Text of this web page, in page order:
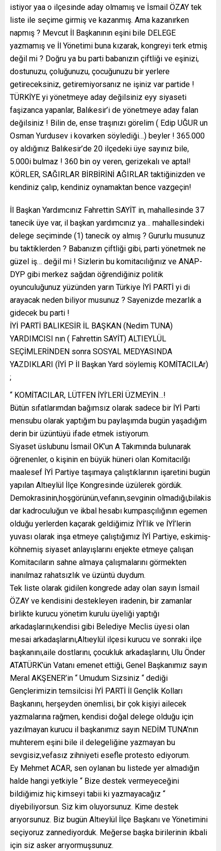
istiyor yaa o ilçesinde aday olmamış ve İsmail ÖZAY tek
liste ile seçime girmiş ve kazanmış. Ama kazanırken
napmış ? Mevcut İl Başkanının eşini bile DELEGE
yazmamış ve İl Yönetimi buna kızarak, kongreyi terk etmiş
değil mi ? Doğru ya bu parti babanızın çiftliği ve eşinizi,
dostunuzu, çoluğunuzu, çocuğunuzu bir yerlere
getireceksiniz, getiremiyorsanız ne işiniz var partide !
TÜRKİYE yi yönetmeye aday değilsiniz eyy siyaseti
faşizanca yapanlar, Balıkesir’i de yönetmeye aday falan
değilsiniz ! Bilin de, ense traşınızı görelim ( Edip UĞUR un
Osman Yurdusev i kovarken söylediği…) beyler ! 365.000
oy aldığınız Balıkesir’de 20 ilçedeki üye sayınız bile,
5.000i bulmaz ! 360 bin oy veren, gerizekalı ve aptal!
KÖRLER, SAĞIRLAR BİRBİRİNİ AĞIRLAR taktiğinizden ve
kendiniz çalıp, kendiniz oynamaktan bence vazgeçin!
İl Başkan Yardımcınız Fahrettin SAYİT in, mahallesinde 37
tanecik üye var, il başkan yardımcınız ya… mahallesindeki
delege seçiminde (1) tanecik oy almış ? Gururlu musunuz
bu taktiklerden ? Babanızın çiftliği gibi, parti yönetmek ne
güzel iş… değil mi ! Sizlerin bu komitacılığınız ve ANAP-
DYP gibi merkez sağdan öğrendiğiniz politik
oyunculuğunuz yüzünden yarın Türkiye İYİ PARTİ yi di
arayacak neden biliyor musunuz ? Sayenizde mezarlık a
gidecek bu parti !
İYİ PARTİ BALIKESİR İL BAŞKAN (Nedim TUNA)
YARDIMCISI nın ( Fahrettin SAYİT) ALTIEYLÜL
SEÇİMLERİNDEN sonra SOSYAL MEDYASINDA
YAZDIKLARI (İYİ P İl Başkan Yard söylemiş KOMİTACILAr)
;
“ KOMİTACILAR, LÜTFEN İYİ’LERİ ÜZMEYİN…!
Bütün sıfatlarımdan bağımsız olarak sadece bir İYİ Parti
mensubu olarak yaptığım bu paylaşımda bugün yaşadığım
derin bir üzüntüyü ifade etmek istiyorum.
Siyaset üslubunu İsmail OK’un A Takımında bulunarak
öğrenenler, o kişinin en büyük hüneri olan Komitacılğı
maalesef İYİ Partiye taşımaya çalıştıklarının işaretini bugün
yapılan Altıeylül İlçe Kongresinde üzülerek gördük.
Demokrasinin,hoşgörünün,vefanın,sevginin olmadığı,bilakis
dar kadroculuğun ve ikbal hesabı kumpasçılığının egemen
olduğu yerlerden kaçarak geldiğimiz İYİ’lik ve İYİ’lerin
yuvası olarak inşa etmeye çalıştığımız İYİ Partiye, eskimiş-
köhnemiş siyaset anlayışlarını enjekte etmeye çalışan
Komitacıların sahne almaya çalışmalarını görmekten
inanılmaz rahatsızlık ve üzüntü duydum.
Tek liste olarak gidilen kongrede aday olan sayın İsmail
ÖZAY ve kendisini destekleyen iradenin, bir zamanlar
birlikte kurucu yönetim kurulu üyeliği yaptığı
arkadaşlarını,kendisi gibi Belediye Meclis üyesi olan
mesai arkadaşlarını,Altıeylül ilçesi kurucu ve sonraki ilçe
başkanını,aile dostlarını, çocukluk arkadaşlarını, Ulu Önder
ATATÜRK’ün Vatanı emenet ettiği, Genel Başkanımız sayın
Meral AKŞENER’in “ Umudum Sizsiniz “ dediği
Gençlerimizin temsilcisi İYİ PARTİ İl Gençlik Kolları
Başkanını, herşeyden önemlisi, bir çok kişiyi ailecek
yazmalarına rağmen, kendisi doğal delege olduğu için
yazılmayan kurucu il başkanımız sayın NEDİM TUNA’nın
muhterem eşini bile il delegeliğine yazmayan bu
sevgisiz,vefasız zihniyeti esefle protesto ediyorum.
Ey Mehmet ACAR, sen oylanan bu listede yer almadığın
halde hangi yetkiyle “ Bize destek vermeyeceğini
bildiğimiz hiç kimseyi tabii ki yazmayacağız “
diyebiliyorsun. Siz kim oluyorsunuz. Kime destek
arıyorsunuz. Biz bugün Altıeylül İlçe Başkanı ve Yönetimini
seçiyoruz zannediyorduk. Meğerse başka birilerinin ikbali
için siz asker arıyormuşsunuz.